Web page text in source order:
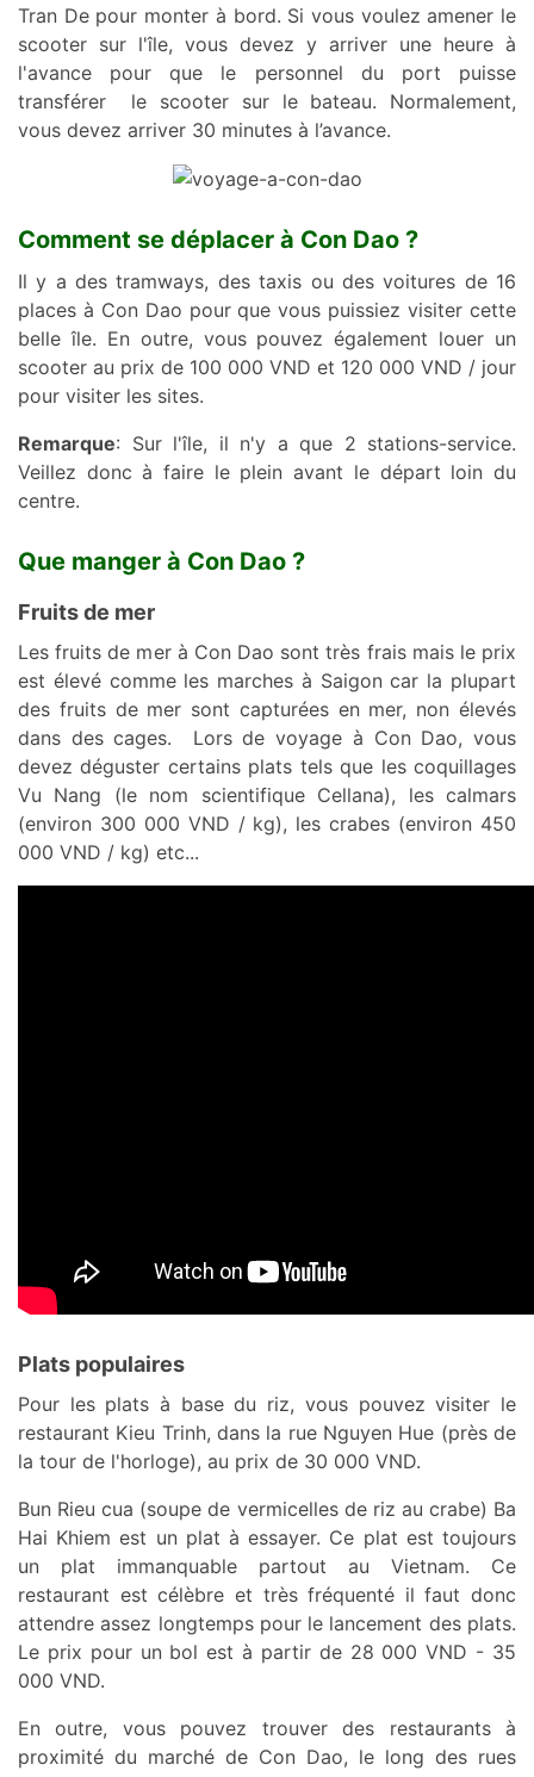
Tran De pour monter à bord. Si vous voulez amener le
scooter sur l'île, vous devez y arriver une heure à
l'avance pour que le personnel du port puisse
transférer le scooter sur le bateau. Normalement,
vous devez arriver 30 minutes à l’avance.
Comment se déplacer à Con Dao ?
Il y a des tramways, des taxis ou des voitures de 16
places à Con Dao pour que vous puissiez visiter cette
belle île. En outre, vous pouvez également louer un
scooter au prix de 100 000 VND et 120 000 VND / jour
pour visiter les sites.
Remarque: Sur l'île, il n'y a que 2 stations-service.
Veillez donc à faire le plein avant le départ loin du
centre.
Que manger à Con Dao ?
Fruits de mer
Les fruits de mer à Con Dao sont très frais mais le prix
est élevé comme les marches à Saigon car la plupart
des fruits de mer sont capturées en mer, non élevés
dans des cages. Lors de voyage à Con Dao, vous
devez déguster certains plats tels que les coquillages
Vu Nang (le nom scientifique Cellana), les calmars
(environ 300 000 VND / kg), les crabes (environ 450
000 VND / kg) etc...
Plats populaires
Pour les plats à base du riz, vous pouvez visiter le
restaurant Kieu Trinh, dans la rue Nguyen Hue (près de
la tour de l'horloge), au prix de 30 000 VND.
Bun Rieu cua (soupe de vermicelles de riz au crabe) Ba
Hai Khiem est un plat à essayer. Ce plat est toujours
un plat immanquable partout au Vietnam. Ce
restaurant est célèbre et très fréquenté il faut donc
attendre assez longtemps pour le lancement des plats.
Le prix pour un bol est à partir de 28 000 VND - 35
000 VND.
En outre, vous pouvez trouver des restaurants à
proximité du marché de Con Dao, le long des rues